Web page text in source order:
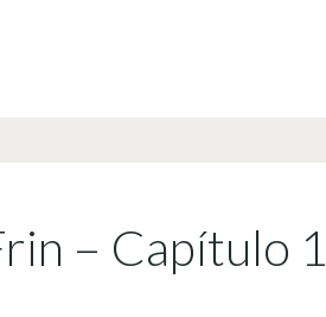
– Capí­tulo 1